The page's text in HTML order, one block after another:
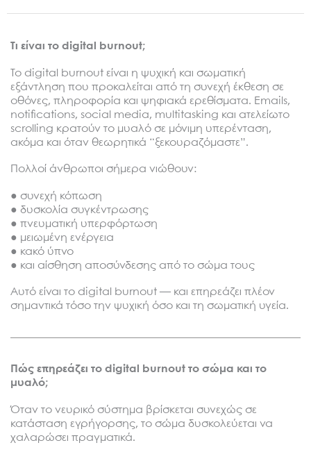
Τι είναι το digital burnout;
Το digital burnout είναι η ψυχική και σωματική
εξάντληση που προκαλείται από τη συνεχή έκθεση σε
οθόνες, πληροφορία και ψηφιακά ερεθίσματα. Emails,
notifications, social media, multitasking και ατελείωτο
scrolling κρατούν το μυαλό σε μόνιμη υπερένταση,
ακόμα και όταν θεωρητικά “ξεκουραζόμαστε”.
Πολλοί άνθρωποι σήμερα νιώθουν:
● συνεχή κόπωση
● δυσκολία συγκέντρωσης
● πνευματική υπερφόρτωση
● μειωμένη ενέργεια
● κακό ύπνο
● και αίσθηση αποσύνδεσης από το σώμα τους
Αυτό είναι το digital burnout — και επηρεάζει πλέον
σημαντικά τόσο την ψυχική όσο και τη σωματική υγεία.
Πώς επηρεάζει το digital burnout το σώμα και το
μυαλό;
Όταν το νευρικό σύστημα βρίσκεται συνεχώς σε
κατάσταση εγρήγορσης, το σώμα δυσκολεύεται να
χαλαρώσει πραγματικά.